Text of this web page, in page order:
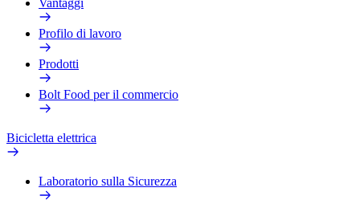
Vantaggi
Profilo di lavoro
Prodotti
Bolt Food per il commercio
Bicicletta elettrica
Laboratorio sulla Sicurezza